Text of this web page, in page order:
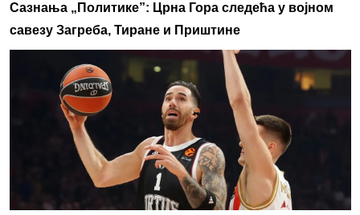
Сазнања „Политике”: Црна Гора следећа у војном
савезу Загреба, Тиране и Приштине